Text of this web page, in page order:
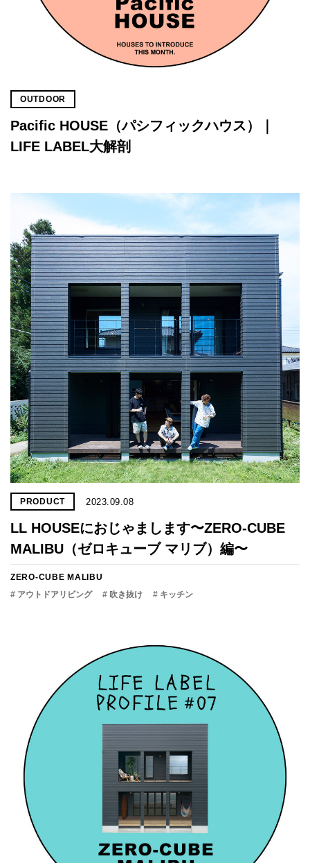
OUTDOOR
Pacific HOUSE（パシフィックハウス）｜
LIFE LABEL大解剖
PRODUCT 2023.09.08
LL HOUSEにおじゃまします〜ZERO-CUBE
MALIBU（ゼロキューブ マリブ）編〜
ZERO-CUBE MALIBU
# アウトドアリビング
# 吹き抜け # キッチン